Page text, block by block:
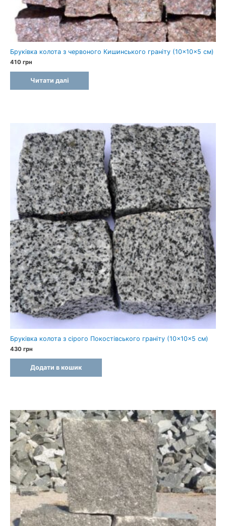
Бруківка колота з червоного Кишинського граніту (10×10×5 см)
410 грн
Читати далі
Бруківка колота з сірого Покостівського граніту (10×10×5 см)
430 грн
Додати в кошик